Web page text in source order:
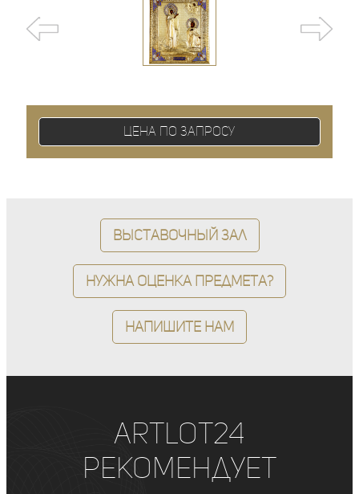
Цена по запросу
Выставочный зал
Нужна оценка предмета?
Напишите нам
ArtLot24
рекомендует